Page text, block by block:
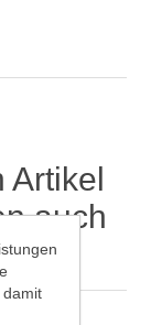
Artikel
auch